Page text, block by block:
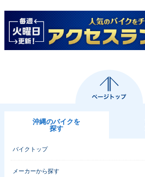
沖縄のバイクを
探す
バイクトップ
メーカーから探す